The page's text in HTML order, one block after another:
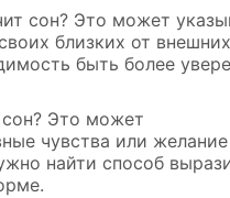
сон? Это может
близких от внешних
быть более
Это может
чувства или желание
найти способ